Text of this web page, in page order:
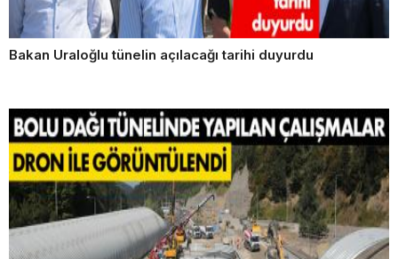
Bakan Uraloğlu tünelin açılacağı tarihi duyurdu